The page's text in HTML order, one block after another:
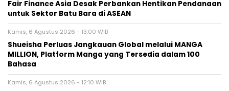
Fair Finance Asia Desak Perbankan Hentikan Pendanaan
untuk Sektor Batu Bara di ASEAN
Kamis, 6 Agustus 2026 - 13:00 WIB
Shueisha Perluas Jangkauan Global melalui MANGA
MILLION, Platform Manga yang Tersedia dalam 100
Bahasa
Kamis, 6 Agustus 2026 - 12:10 WIB